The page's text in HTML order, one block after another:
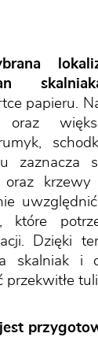
papieru.
zaznacza
oraz
które
Dzięki
skalniak i
przekwitłe